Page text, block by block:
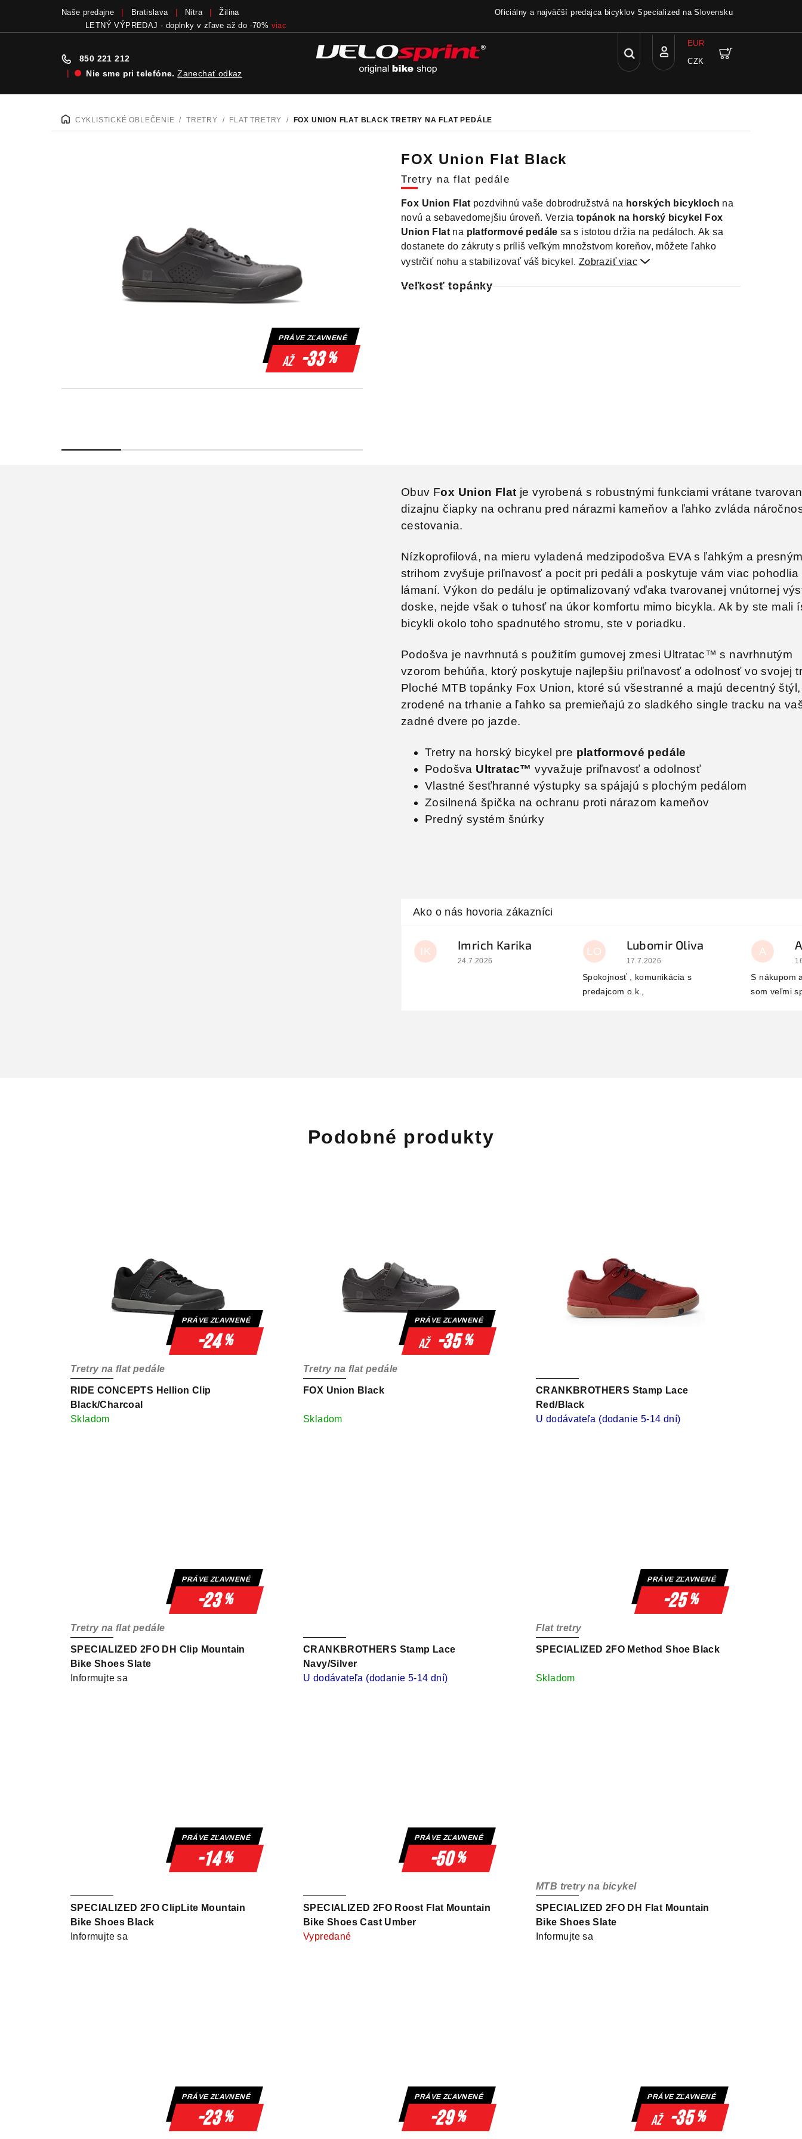
Naše predajne Bratislava Nitra Žilina
Oficiálny a najväčší predajca bicyklov Specialized na Slovensku
Bicykle a elektrobicykle SCOTT teraz skladom viac
850 221 212
|
Nie sme pri telefóne.Zanechať odkaz
Hľadať
Prihlásenie
EUR
CZK
košík
DOMOVCYKLISTICKÉ OBLEČENIE / TRETRY / FLAT TRETRY / FOX UNION FLAT BLACKTRETRY NA FLAT PEDÁLE
FOX Union Flat Black
Tretry na flat pedále
Fox Union Flat pozdvihnú vaše dobrodružstvá na horských bicykloch na
novú a sebavedomejšiu úroveň. Verzia topánok na horský bicykel Fox
Union Flat na platformové pedále sa s istotou držia na pedáloch. Ak sa
dostanete do zákruty s príliš veľkým množstvom koreňov, môžete ľahko
vystrčiť nohu a stabilizovať váš bicykel. Zobraziť viac 
Veľkosť topánky
PRÁVE ZĽAVNENÉ
až -33%
Obuv Fox Union Flat je vyrobená s robustnými funkciami vrátane
dizajnu čiapky na ochranu pred nárazmi kameňov a ľahko zvláda
cestovania.
Nízkoprofilová, na mieru vyladená medzipodošva EVA s ľahkým a
strihom zvyšuje priľnavosť a pocit pri pedáli a poskytuje vám viac pohodlia
lámaní. Výkon do pedálu je optimalizovaný vďaka tvarovanej vnútornej
doske, nejde však o tuhosť na úkor komfortu mimo bicykla. Ak by ste mali
bicykli okolo toho spadnutého stromu, ste v poriadku.
Podošva je navrhnutá s použitím gumovej zmesi Ultratac™ s navrhnutým
vzorom behúňa, ktorý poskytuje najlepšiu priľnavosť a odolnosť vo svojej
Ploché MTB topánky Fox Union, ktoré sú všestranné a majú decentný
zrodené na trhanie a ľahko sa premieňajú zo sladkého single tracku na
zadné dvere po jazde.
Tretry na horský bicykel pre platformové pedále
Podošva Ultratac™ vyvažuje priľnavosť a odolnosť
Vlastné šesťhranné výstupky sa spájajú s plochým pedálom
Zosilnená špička na ochranu proti nárazom kameňov
Predný systém šnúrky
IK Imrich Karika
Hodnotenie obchodu je 5 z 5 hviezdičiek.
24.7.2026
LO Lubomir Oliva
Hodnotenie obchodu je 5 z 5 hviezdičiek.
17.7.2026
Spokojnosť , komunikácia s
predajcom o.k.,
A
S nákupom
som veľmi
Podobné produkty
PRÁVE ZĽAVNENÉ
-24%
RIDE CONCEPTS Hellion Clip
Black/Charcoal
Tretry na flat pedále
Skladom
PRÁVE ZĽAVNENÉ
až -35%
FOX Union Black
Tretry na flat pedále
Skladom
CRANKBROTHERS Stamp Lace
Red/Black
U dodávateľa (dodanie 5-14 dní)
PRÁVE ZĽAVNENÉ
-23%
SPECIALIZED 2FO DH Clip Mountain
Bike Shoes Slate
Tretry na flat pedále
Informujte sa
CRANKBROTHERS Stamp Lace
Navy/Silver
U dodávateľa (dodanie 5-14 dní)
PRÁVE ZĽAVNENÉ
-25%
SPECIALIZED 2FO Method Shoe Black
Flat tretry
Skladom
PRÁVE ZĽAVNENÉ
-14%
SPECIALIZED 2FO ClipLite Mountain
Bike Shoes Black
Informujte sa
PRÁVE ZĽAVNENÉ
-50%
SPECIALIZED 2FO Roost Flat Mountain
Bike Shoes Cast Umber
Vypredané
SPECIALIZED 2FO DH Flat Mountain
Bike Shoes Slate
MTB tretry na bicykel
Informujte sa
PRÁVE ZĽAVNENÉ
-23%
PRÁVE ZĽAVNENÉ
-29%
PRÁVE ZĽAVNENÉ
až -35%